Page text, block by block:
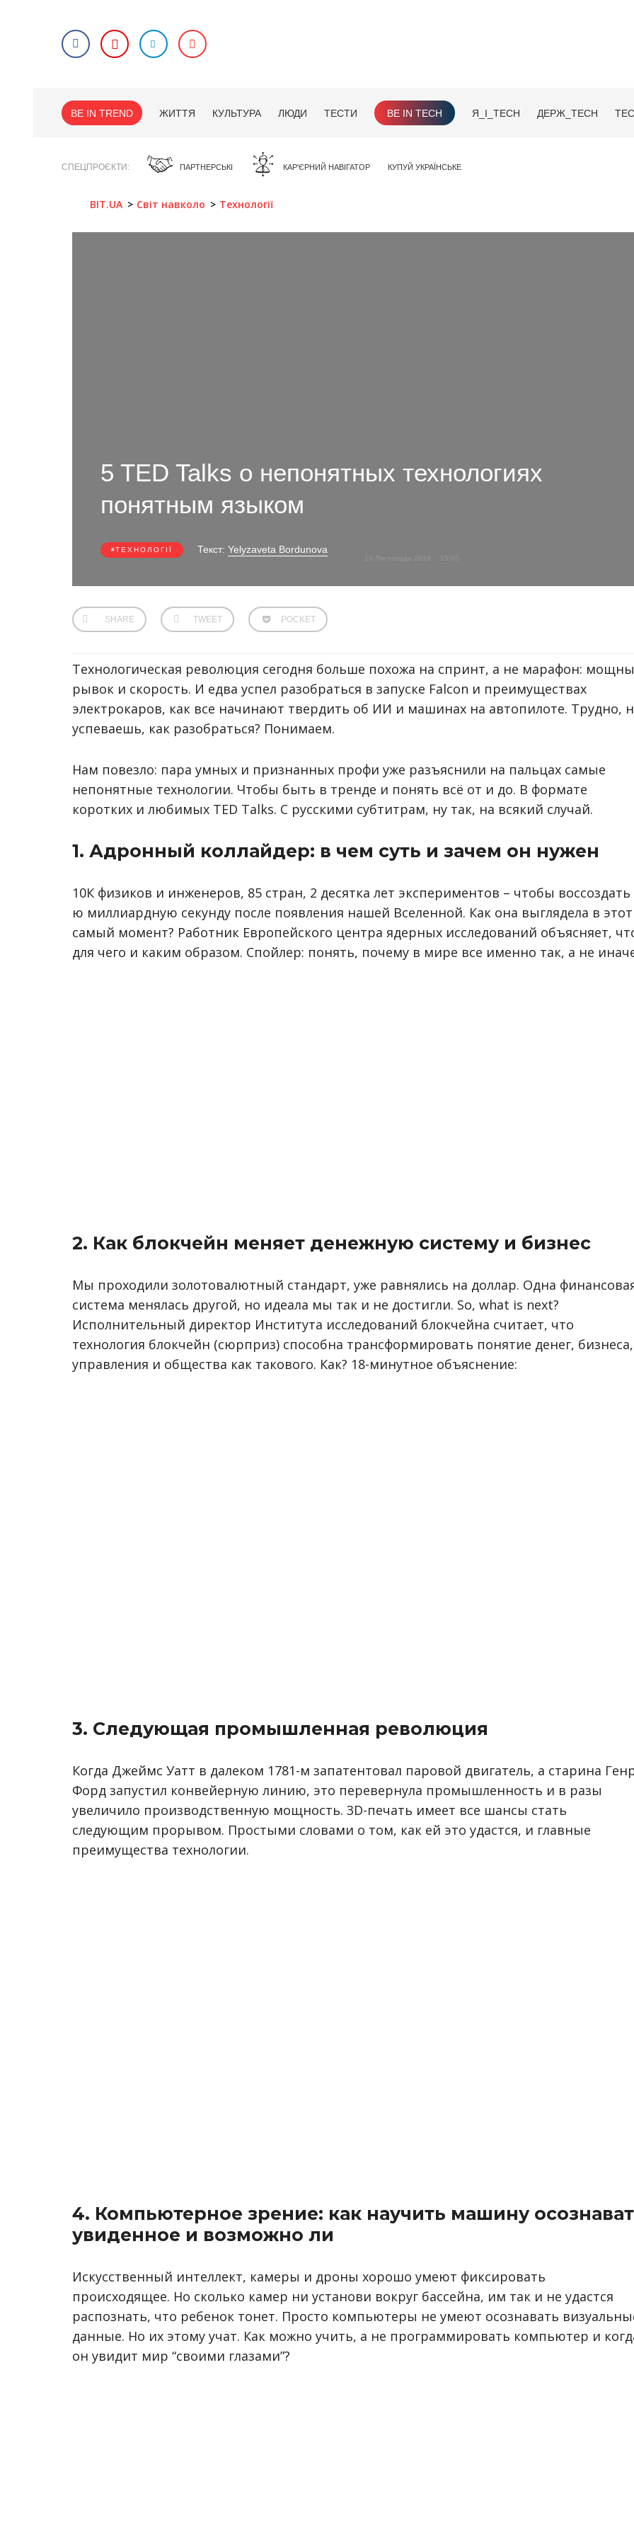
BE IN TREND ЖИТТЯ КУЛЬТУРА ЛЮДИ ТЕСТИ BE IN TECH Я_І_TECH ДЕРЖ_TECH
СПЕЦПРОЄКТИ ПАРТНЕРСЬКІ КАР'ЄРНИЙ НАВІГАТОР КУПУЙ УКРАЇНСЬКЕ
BIT.UA Світ навколо Технології
5 TED Talks о непонятных технологиях
понятным языком
ТЕХНОЛОГІЇ Текст: Yelyzaveta Bordunova
19 Листопада 2018
SHARE TWEET POCKET
Технологическая революция сегодня больше похожа на спринт, а не марафон:
рывок и скорость. И едва успел разобраться в запуске Falcon и преимуществах
электрокаров, как все начинают твердить об ИИ и машинах на автопилоте. Трудно,
успеваешь, как разобраться? Понимаем.
Нам повезло: пара умных и признанных профи уже разъяснили на пальцах самые
непонятные технологии. Чтобы быть в тренде и понять всё от и до. В формате
коротких и любимых TED Talks. С русскими субтитрам, ну так, на всякий случай.
1. Адронный коллайдер: в чем суть и зачем он нужен
10К физиков и инженеров, 85 стран, 2 десятка лет экспериментов – чтобы воссоздать
ю миллиардную секунду после появления нашей Вселенной. Как она выглядела в этот
самый момент? Работник Европейского центра ядерных исследований объясняет,
для чего и каким образом. Спойлер: понять, почему в мире все именно так, а не
2. Как блокчейн меняет денежную систему и бизнес
Мы проходили золотовалютный стандарт, уже равнялись на доллар. Одна
система менялась другой, но идеала мы так и не достигли. So, what is next?
Исполнительный директор Института исследований блокчейна считает, что
технология блокчейн (сюрприз) способна трансформировать понятие денег, бизнеса,
управления и общества как такового. Как? 18-минутное объяснение:
3. Следующая промышленная революция
Когда Джеймс Уатт в далеком 1781-м запатентовал паровой двигатель, а старина
Форд запустил конвейерную линию, это перевернула промышленность и в разы
увеличило производственную мощность. 3D-печать имеет все шансы стать
следующим прорывом. Простыми словами о том, как ей это удастся, и главные
преимущества технологии.
4. Компьютерное зрение: как научить машину
увиденное и возможно ли
Искусственный интеллект, камеры и дроны хорошо умеют фиксировать
происходящее. Но сколько камер ни установи вокруг бассейна, им так и не удастся
распознать, что ребенок тонет. Просто компьютеры не умеют осознавать
данные. Но их этому учат. Как можно учить, а не программировать компьютер и
он увидит мир “своими глазами”?